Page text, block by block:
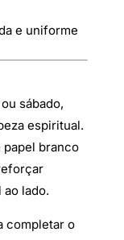
e uniforme
sábado,
espiritual.
papel branco
lado.
completar o